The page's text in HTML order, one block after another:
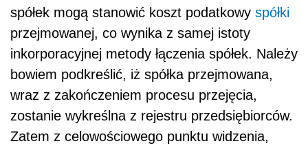
spółek mogą stanowić koszt podatkowy spółki
przejmowanej, co wynika z samej istoty
inkorporacyjnej metody łączenia spółek. Należy
bowiem podkreślić, iż spółka przejmowana,
wraz z zakończeniem procesu przejęcia,
zostanie wykreślna z rejestru przedsiębiorców.
Zatem z celowościowego punktu widzenia,